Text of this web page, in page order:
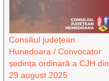
Consiliul județean
Hunedoara / Convocator
ședința ordinară a CJH din
29 august 2025